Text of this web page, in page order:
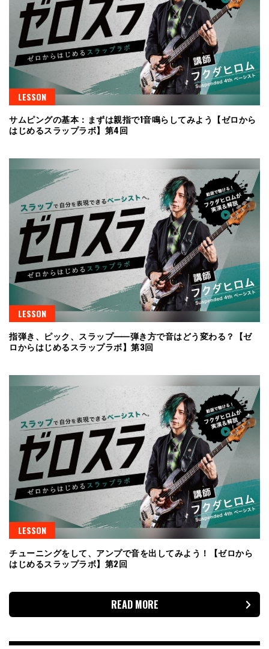
LESSON
サムピングの基本：まずは親指で1音鳴らしてみよう【ゼロから
はじめるスラップラボ】第4回
LESSON
指弾き、ピック、スラップ⸺弾き方で音はどう変わる？【ゼ
ロからはじめるスラップラボ】第3回
LESSON
チューニングをして、アンプで音を出してみよう！【ゼロから
はじめるスラップラボ】第2回
READ MORE